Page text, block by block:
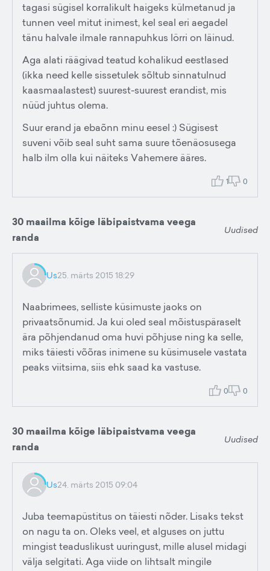
tagasi sügisel korralikult haigeks külmetanud ja
tunnen veel mitut inimest, kel seal eri aegadel
tänu halvale ilmale rannapuhkus lörri on läinud.
Aga alati räägivad teatud kohalikud eestlased
(ikka need kelle sissetulek sõltub sinnatulnud
kaasmaalastest) suurest-suurest erandist, mis
nüüd juhtus olema.
Suur erand ja ebaõnn minu eesel :) Sügisest
suveni võib seal suht sama suure tõenäosusega
halb ilm olla kui näiteks Vahemere ääres.
1 0
30 maailma kõige läbipaistvama veega
randa
Uudised
Us25. märts 2015 18:29
Naabrimees, selliste küsimuste jaoks on
privaatsõnumid. Ja kui oled seal mõistuspäraselt
ära põhjendanud oma huvi põhjuse ning ka selle,
miks täiesti võõras inimene su küsimusele vastata
peaks viitsima, siis ehk saad ka vastuse.
0 0
30 maailma kõige läbipaistvama veega
randa
Uudised
Us24. märts 2015 09:04
Juba teemapüstitus on täiesti nõder. Lisaks tekst
on nagu ta on. Oleks veel, et alguses on juttu
mingist teaduslikust uuringust, mille alusel midagi
välja selgitati. Aga viide on lihtsalt mingile